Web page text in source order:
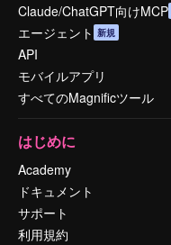
Claude/ChatGPT向けMCP
エージェント 新規
API
モバイルアプリ
すべてのMagnificツール
はじめに
Academy
ドキュメント
サポート
利用規約